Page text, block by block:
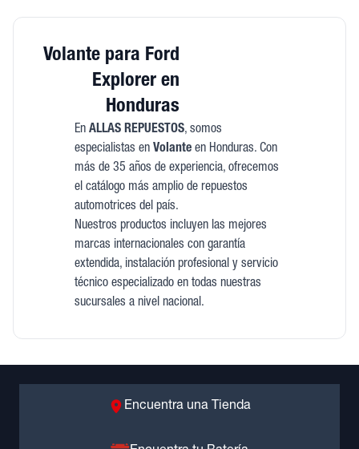
Volante para Ford
Explorer en
Honduras
En ALLAS REPUESTOS, somos
especialistas en Volanteen Honduras. Con
más de 35 años de experiencia, ofrecemos
el catálogo más amplio de repuestos
automotrices del país.
Nuestros productos incluyen las mejores
marcas internacionales con garantía
extendida, instalación profesional y servicio
técnico especializado en todas nuestras
sucursales a nivel nacional.
Encuentra una Tienda